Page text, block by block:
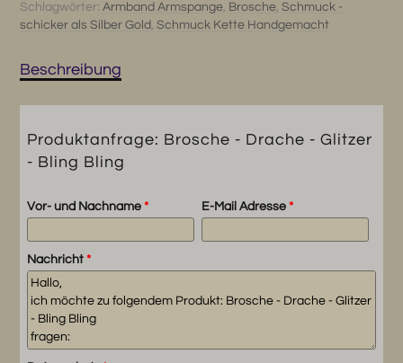
-
Bling
Menge
Schlagwörter:Armband Armspange, Brosche,Schmuck -
schicker als Silber Gold,Schmuck Kette Handgemacht
Beschreibung
Produktanfrage: Brosche - Drache - Glitzer
- Bling Bling
Vor- und Nachname* E-Mail Adresse *
Nachricht*